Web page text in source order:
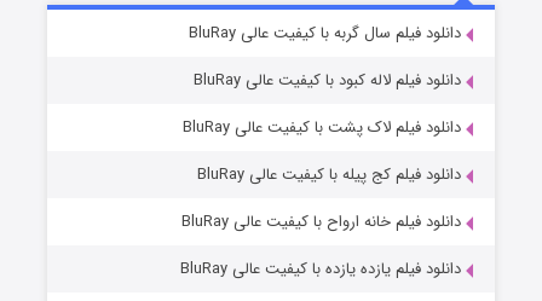
قسمت۷ (زیرنویس) منتشر شد دانلود فیلم سال گربه با کیفیت عالی BluRay
دانلود فیلم لاله کبود با کیفیت عالی BluRay
دانلود فیلم لاک پشت با کیفیت عالی BluRay
دانلود فیلم کج‌ پیله با کیفیت عالی BluRay
دانلود فیلم خانه ارواح با کیفیت عالی BluRay
دانلود فیلم یازده یازده با کیفیت عالی BluRay